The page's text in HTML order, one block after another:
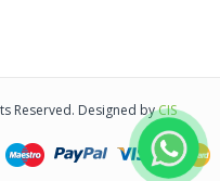
Reserved. Designed byCIS